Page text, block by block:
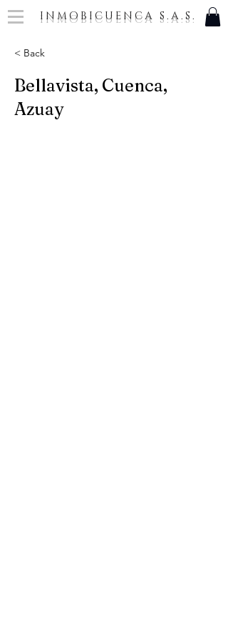
INMOBICUENCA S.A.S.
< Back
Bellavista, Cuenca,
Azuay